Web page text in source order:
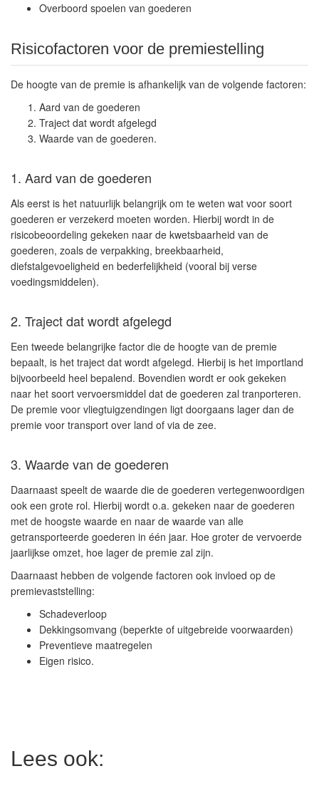
Overboord spoelen van goederen
Risicofactoren voor de premiestelling
De hoogte van de premie is afhankelijk van de volgende factoren:
Aard van de goederen
Traject dat wordt afgelegd
Waarde van de goederen.
1. Aard van de goederen
Als eerst is het natuurlijk belangrijk om te weten wat voor soort
goederen er verzekerd moeten worden. Hierbij wordt in de
risicobeoordeling gekeken naar de kwetsbaarheid van de
goederen, zoals de verpakking, breekbaarheid,
diefstalgevoeligheid en bederfelijkheid (vooral bij verse
voedingsmiddelen).
2. Traject dat wordt afgelegd
Een tweede belangrijke factor die de hoogte van de premie
bepaalt, is het traject dat wordt afgelegd. Hierbij is het importland
bijvoorbeeld heel bepalend. Bovendien wordt er ook gekeken
naar het soort vervoersmiddel dat de goederen zal tranporteren.
De premie voor vliegtuigzendingen ligt doorgaans lager dan de
premie voor transport over land of via de zee.
3. Waarde van de goederen
Daarnaast speelt de waarde die de goederen vertegenwoordigen
ook een grote rol. Hierbij wordt o.a. gekeken naar de goederen
met de hoogste waarde en naar de waarde van alle
getransporteerde goederen in één jaar. Hoe groter de vervoerde
jaarlijkse omzet, hoe lager de premie zal zijn.
Daarnaast hebben de volgende factoren ook invloed op de
premievaststelling:
Schadeverloop
Dekkingsomvang (beperkte of uitgebreide voorwaarden)
Preventieve maatregelen
Eigen risico.
Lees ook: